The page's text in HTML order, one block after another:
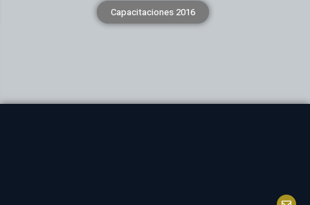
Capacitaciones 2016